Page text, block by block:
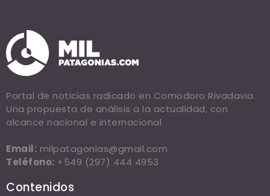
Portal de noticias radicado en Comodoro Rivadavia.
Una propuesta de análisis a la actualidad, con
alcance nacional e internacional.
Email: milpatagonias@gmail.com
Teléfono: +549 (297) 444 4953
Contenidos